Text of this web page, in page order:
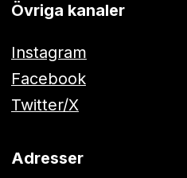
Övriga kanaler
Instagram
Facebook
Twitter/X
Adresser